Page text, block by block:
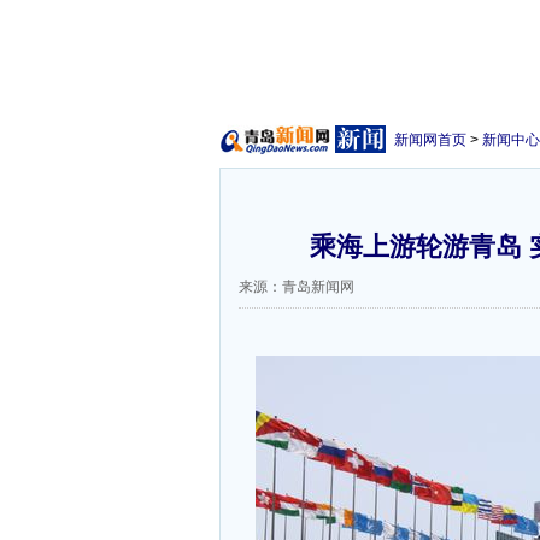
新闻网首页 > 新闻中心
乘海上游轮游青岛
来源：青岛新闻网